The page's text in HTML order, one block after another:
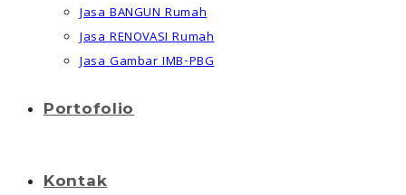
Jasa BANGUN Rumah
Jasa RENOVASI Rumah
Jasa Gambar IMB-PBG
Portofolio
Kontak